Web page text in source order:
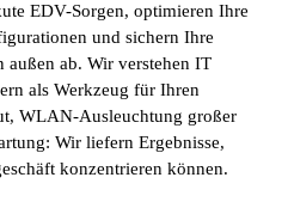
EDV-Sorgen, optimieren Ihre
und sichern Ihre
außen ab. Wir verstehen IT
als Werkzeug für Ihren
WLAN-Ausleuchtung großer
Wir liefern Ergebnisse,
konzentrieren können.